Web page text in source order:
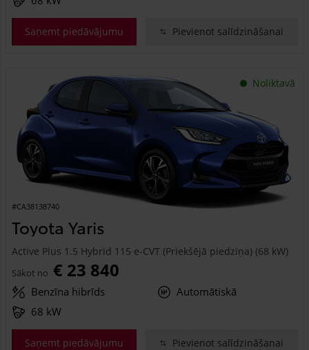
Saņemt piedāvājumu Pievienot salīdzināšanai
Noliktavā
#CA38138740
Toyota Yaris
Active Plus 1.5 Hybrid 115 e-CVT (Priekšējā piedziņa) (68 kW)
Sākot no € 23 840
Benzīna hibrīds
Automātiskā
68 kW
Saņemt piedāvājumu Pievienot salīdzināšanai